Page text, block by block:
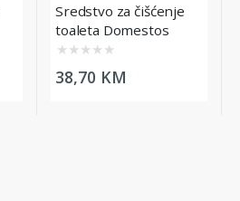
Sredstvo za čišćenje
toaleta Domestos
Professional Pine
Fresh, 5L
★ ★ ★ ★ ★
38,70 KM